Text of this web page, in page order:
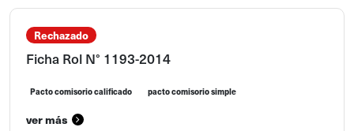
Rechazado
Ficha Rol N° 1193-2014
Pacto comisorio calificado pacto comisorio simple
ver más